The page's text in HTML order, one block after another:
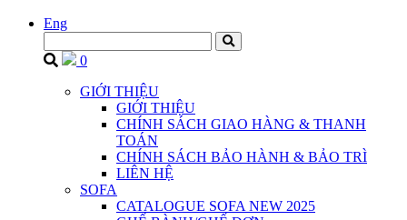
Eng
0
GIỚI THIỆU
GIỚI THIỆU
CHÍNH SÁCH GIAO HÀNG & THANH
TOÁN
CHÍNH SÁCH BẢO HÀNH & BẢO TRÌ
LIÊN HỆ
SOFA
CATALOGUE SOFA NEW 2025